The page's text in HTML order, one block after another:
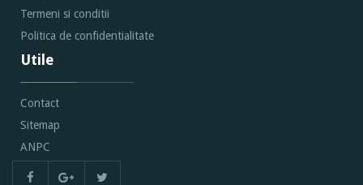
Termeni si conditii
Politica de confidentialitate
Utile
Contact
Sitemap
ANPC